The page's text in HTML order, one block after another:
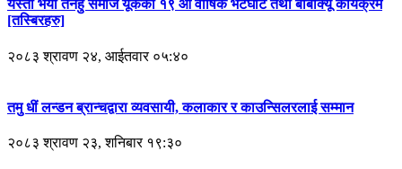
यस्तो भयो तनहुँ समाज यूकेको १९ औं वार्षिक भेटघाट तथा बीबीक्यू कार्यक्रम
[तस्बिरहरु]
२०८३ श्रावण २४, आईतवार ०५:४०
तमु धीं लन्डन ब्रान्चद्वारा व्यवसायी, कलाकार र काउन्सिलरलाई सम्मान
२०८३ श्रावण २३, शनिबार १९:३०